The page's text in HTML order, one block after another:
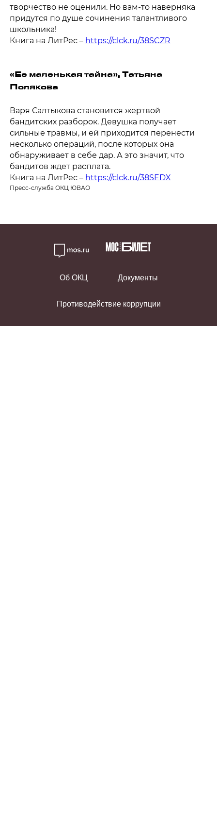
творчество не оценили. Но вам-то наверняка
придутся по душе сочинения талантливого
школьника!
Книга на ЛитРес – https://clck.ru/38SCZR
«Ее маленькая тайна», Татьяна
Полякова
Варя Салтыкова становится жертвой
бандитских разборок. Девушка получает
сильные травмы, и ей приходится перенести
несколько операций, после которых она
обнаруживает в себе дар. А это значит, что
бандитов ждет расплата.
Книга на ЛитРес – https://clck.ru/38SEDX
Пресс-служба ОКЦ ЮВАО
Об ОКЦ Документы
Противодействие коррупции